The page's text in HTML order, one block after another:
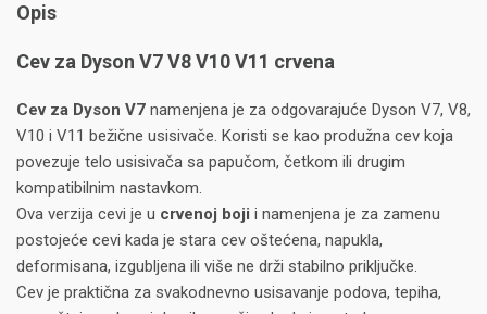
Opis
Cev za Dyson V7 V8 V10 V11 crvena
Cev za Dyson V7 namenjena je za odgovarajuće Dyson V7, V8,
V10 i V11 bežične usisivače. Koristi se kao produžna cev koja
povezuje telo usisivača sa papučom, četkom ili drugim
kompatibilnim nastavkom.
Ova verzija cevi je u crvenoj boji i namenjena je za zamenu
postojeće cevi kada je stara cev oštećena, napukla,
deformisana, izgubljena ili više ne drži stabilno priključke.
Cev je praktična za svakodnevno usisavanje podova, tepiha,